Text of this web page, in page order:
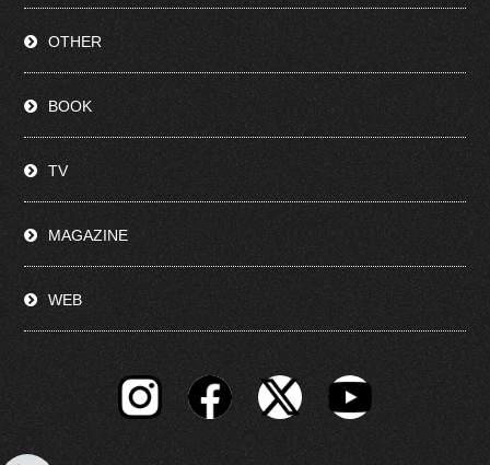
OTHER
BOOK
TV
MAGAZINE
WEB